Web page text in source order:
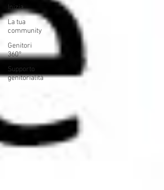
Inizia
La tua
community
Genitori
360°
Supporto
genitorialità